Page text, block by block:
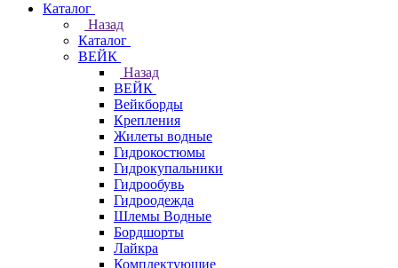
Каталог
Назад
Каталог
ВЕЙК
Назад
ВЕЙК
Вейкборды
Крепления
Жилеты водные
Гидрокостюмы
Гидрокупальники
Гидрообувь
Гидроодежда
Шлемы Водные
Бордшорты
Лайкра
Комплектующие